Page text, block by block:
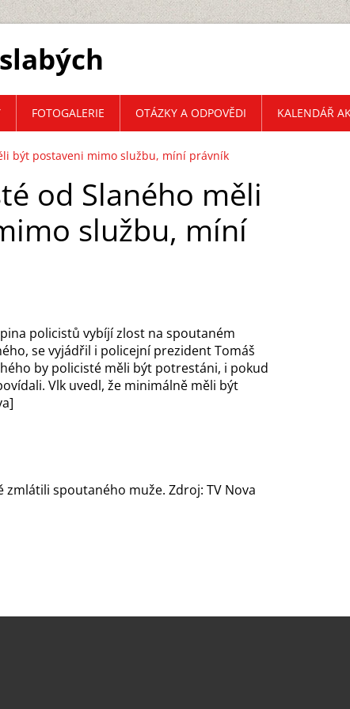
být postaveni mimo službu, míní právník
od Slaného měli
službu, míní
policistů vybíjí zlost na spoutaném
se vyjádřil i policejní prezident Tomáš
by policisté měli být potrestáni, i pokud
Vlk uvedl, že minimálně měli být
zmlátili spoutaného muže. Zdroj: TV Nova
FOTOGALERIE OTÁZKY A ODPOVĚDI KALENDÁŘ